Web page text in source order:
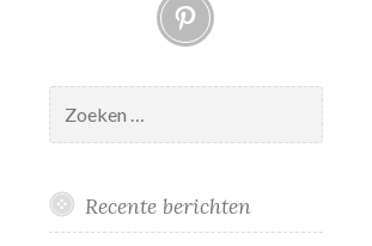
naar:
Recente berichten